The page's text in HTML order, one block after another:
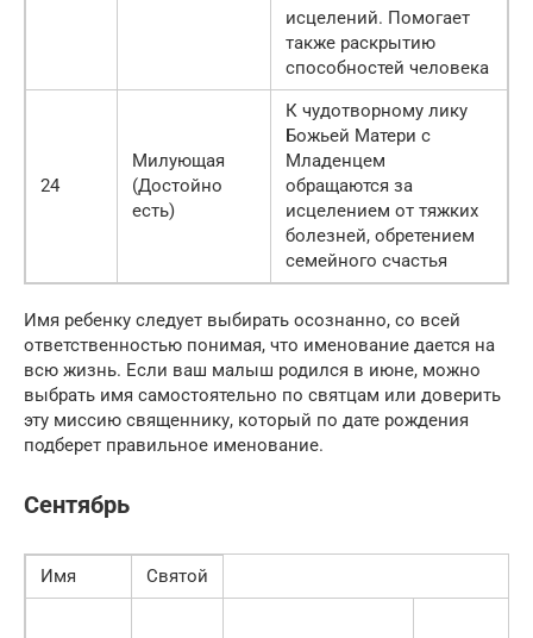
исцелений. Помогает
также раскрытию
способностей человека
24
Милующая
(Достойно
есть)
К чудотворному лику
Божьей Матери с
Младенцем
обращаются за
исцелением от тяжких
болезней, обретением
семейного счастья
Имя ребенку следует выбирать осознанно, со всей
ответственностью понимая, что именование дается на
всю жизнь. Если ваш малыш родился в июне, можно
выбрать имя самостоятельно по святцам или доверить
эту миссию священнику, который по дате рождения
подберет правильное именование.
Сентябрь
Имя Святой